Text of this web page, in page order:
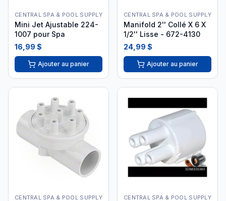
CENTRAL SPA & POOL SUPPLY
Mini Jet Ajustable 224-
1007 pour Spa
16,99 $
Ajouter au panier
CENTRAL SPA & POOL SUPPLY
Manifold 2'' Collé X 6 X
1/2'' Lisse - 672-4130
24,99 $
Ajouter au panier
CENTRAL SPA & POOL SUPPLY CENTRAL SPA & POOL SUPPLY